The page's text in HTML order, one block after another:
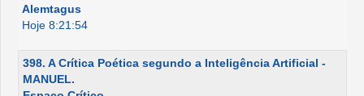
Alemtagus
Hoje 8:21:54
398. A Crítica Poética segundo a Inteligência Artificial -
MANUEL.